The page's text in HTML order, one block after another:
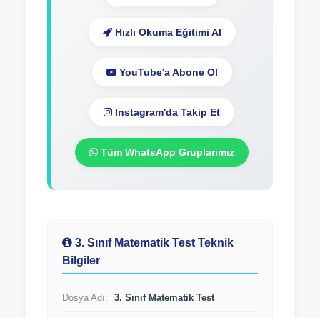
Hızlı Okuma Eğitimi Al
YouTube'a Abone Ol
Instagram'da Takip Et
Tüm WhatsApp Gruplarımız
3. Sınıf Matematik Test Teknik
Bilgiler
Dosya Adı: 3. Sınıf Matematik Test